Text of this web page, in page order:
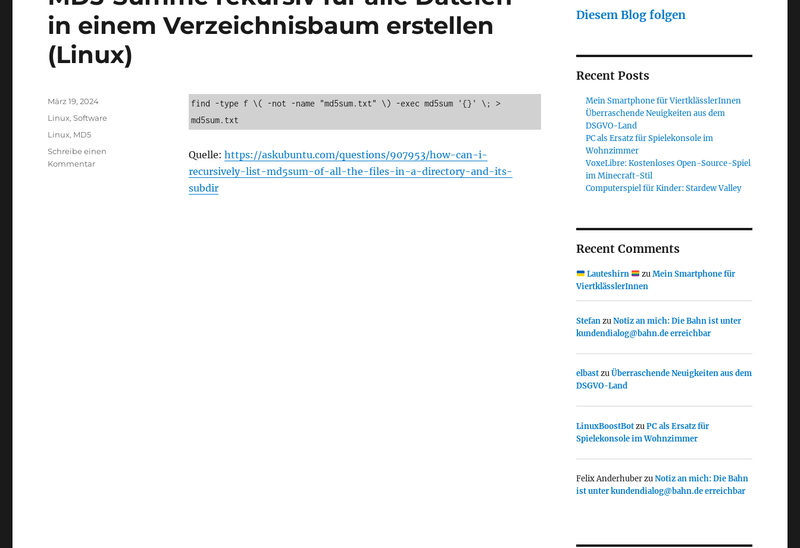
in einem Verzeichnisbaum erstellen
(Linux)
find -type f \( -not -name "md5sum.txt" \) -exec md5sum '{}' \; >
md5sum.txt
Quelle: https://askubuntu.com/questions/907953/how-can-i-
recursively-list-md5sum-of-all-the-files-in-a-directory-and-its-
subdir
Veröffentlicht
am
März 19, 2024
Kategorien
Linux,Software
Schlagwörter
Linux, MD5
Schreibe einen
Kommentarzu
Diesem Blog folgen
Recent Posts
Mein Smartphone für ViertklässlerInnen
Überraschende Neuigkeiten aus dem
DSGVO-Land
PC als Ersatz für Spielekonsole im
Wohnzimmer
VoxeLibre: Kostenloses Open-Source-Spiel
im Minecraft-Stil
Computerspiel für Kinder: Stardew Valley
Recent Comments
Lauteshirn zuMein Smartphone für
ViertklässlerInnen
StefanzuNotiz an mich: Die Bahn ist unter
kundendialog@bahn.de erreichbar
elbastzuÜberraschende Neuigkeiten aus dem
DSGVO-Land
LinuxBoostBotzuPC als Ersatz für
Spielekonsole im Wohnzimmer
Felix AnderhuberzuNotiz an mich: Die Bahn
ist unter kundendialog@bahn.de erreichbar